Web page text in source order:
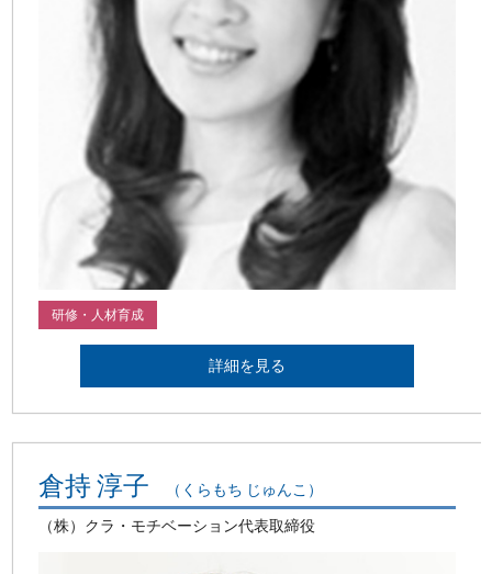
研修・人材育成
詳細を見る
倉持 淳子 （くらもち じゅんこ）
（株）クラ・モチベーション代表取締役